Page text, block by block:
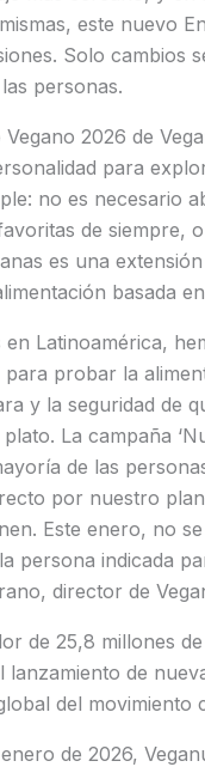
este nuevo
Solo cambios
personas.
2026 de
para
no es necesario
de siempre,
es una
basada
en Latinoamérica,
probar la
y la seguridad de
La campaña
de las
por nuestro
Este enero, no
persona indicada
director de
de 25,8 millones
lanzamiento de
del movimiento
de 2026,